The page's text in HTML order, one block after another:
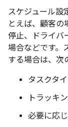
スケジュール設
とえば、顧客の
停止、ドライバ
場合などです。
する場合は、次
タスクタ
トラッキ
必要に応